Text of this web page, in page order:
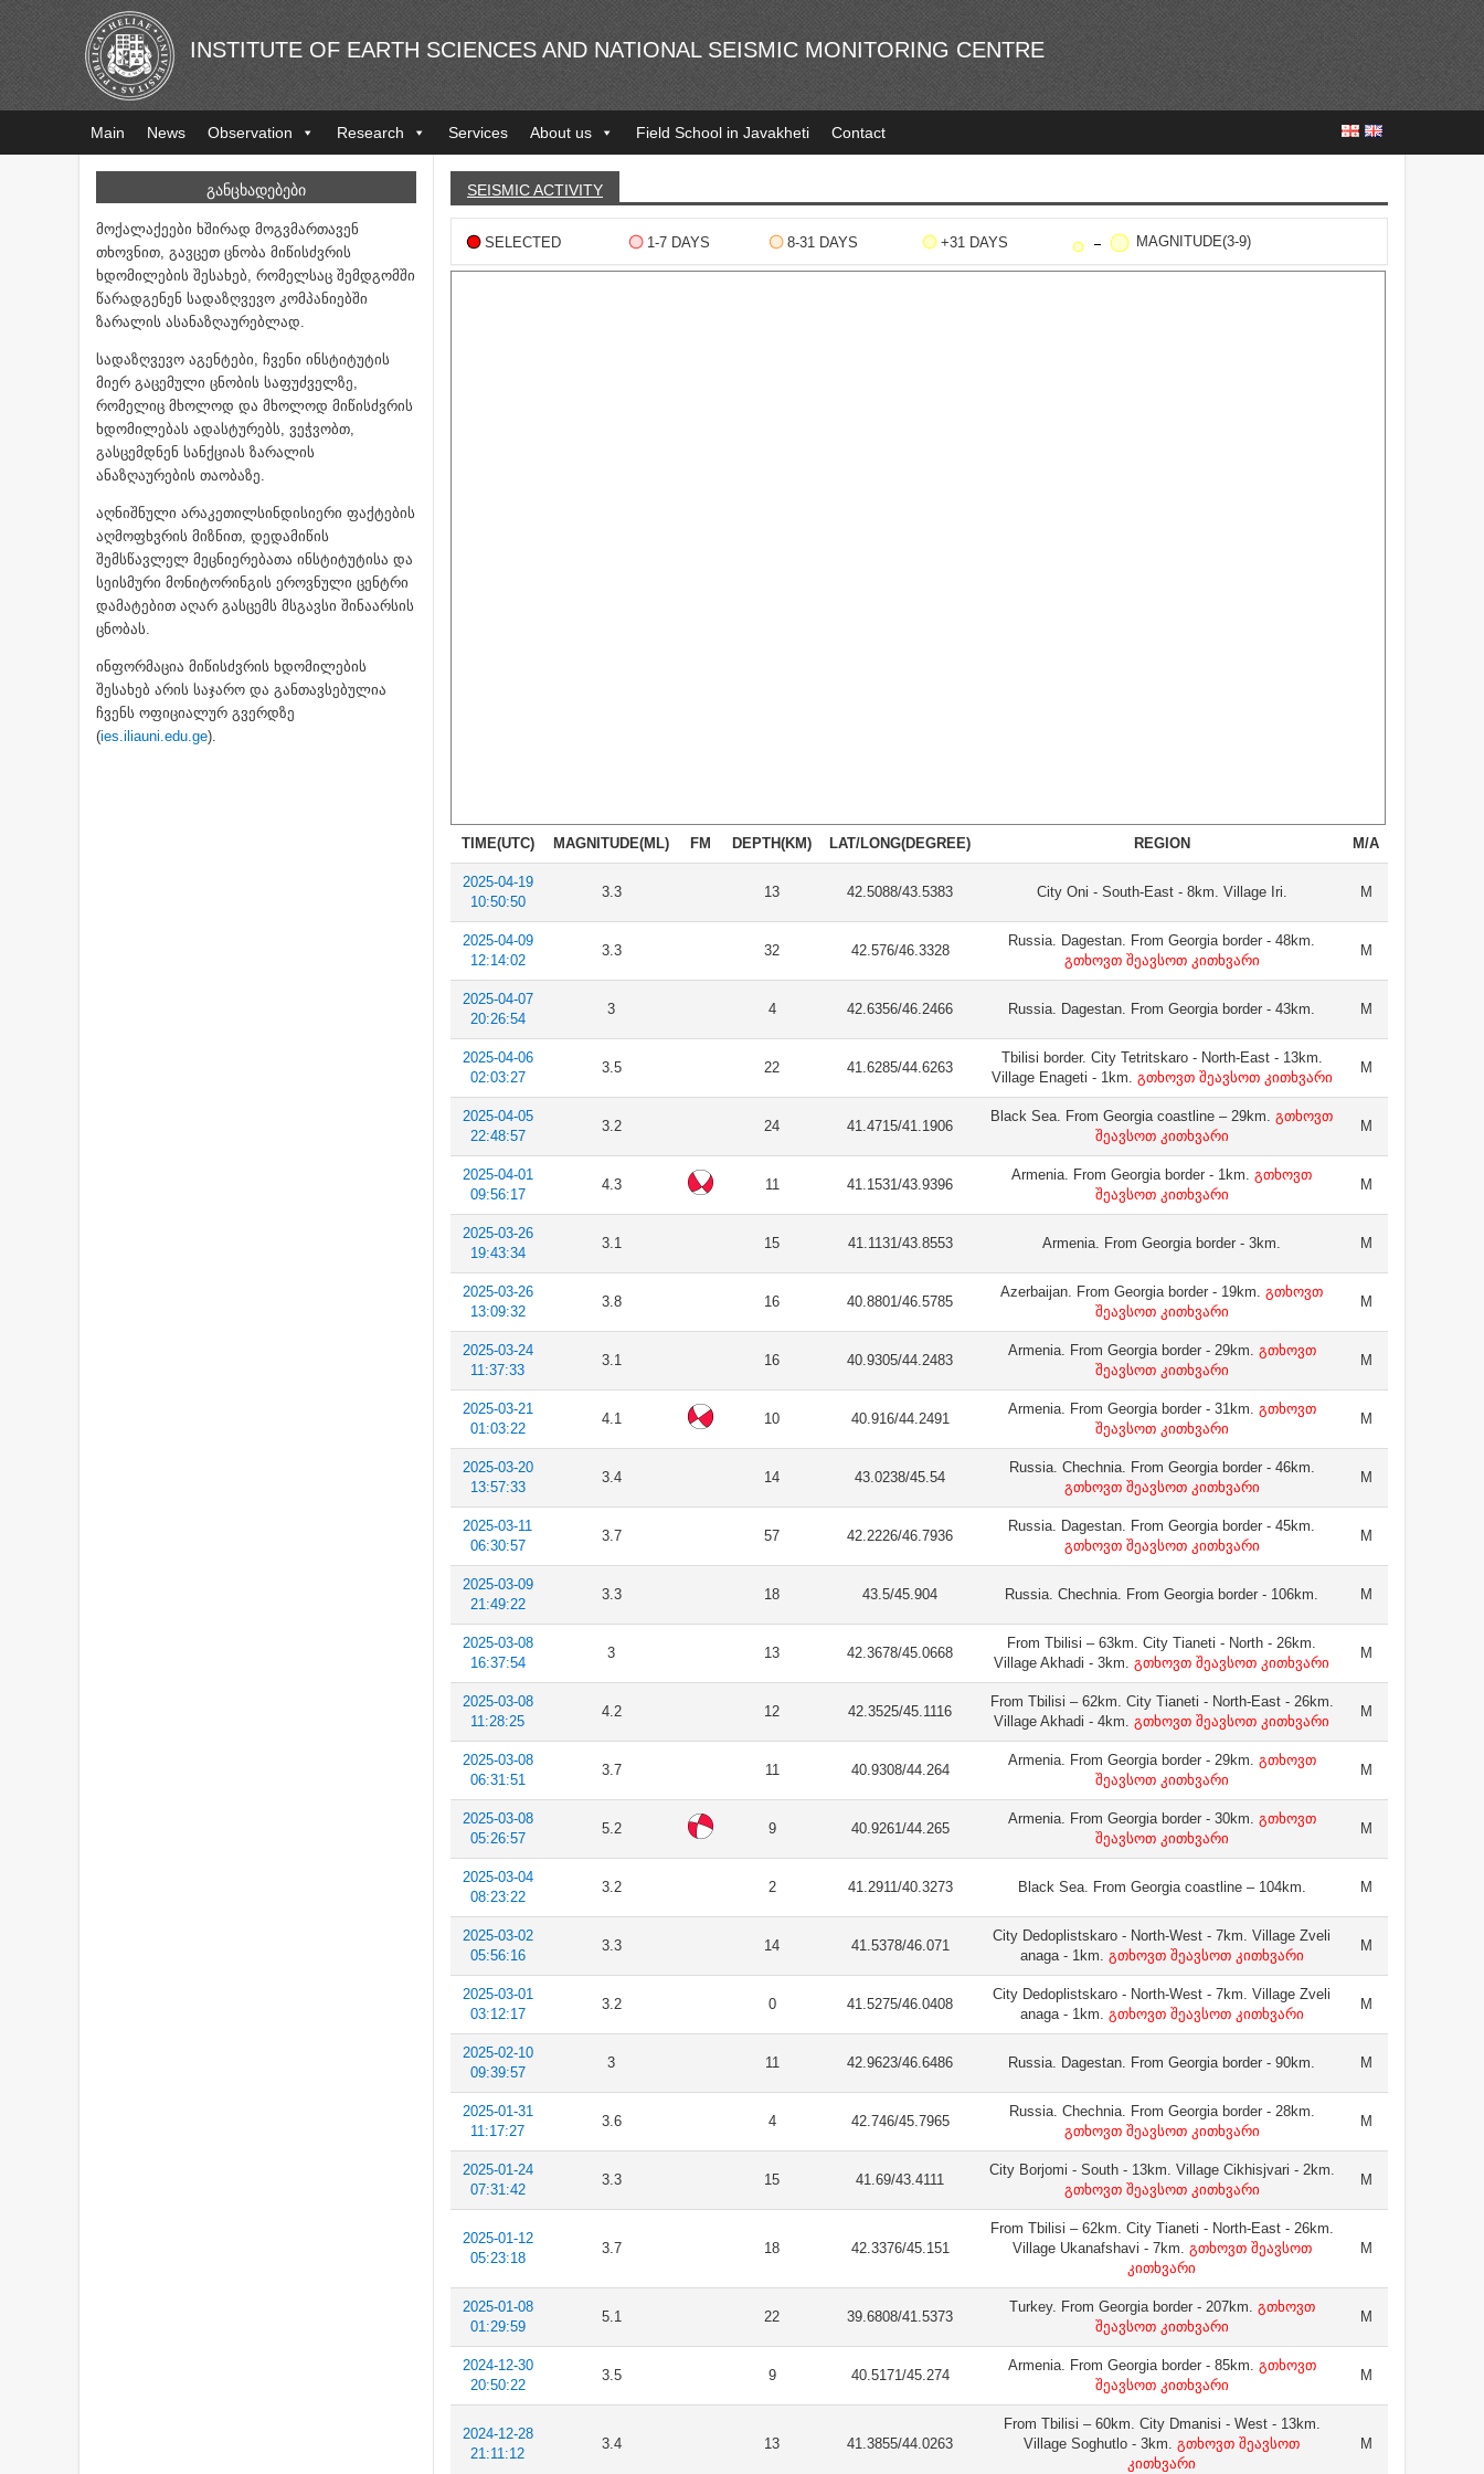
INSTITUTE OF EARTH SCIENCES AND NATIONAL SEISMIC MONITORING CENTRE
Main News Observation Research Services About us Field School in Javakheti Contact
ᲒᲐᲜᲪᲮᲐᲓᲔᲑᲔᲑᲘ
მოქალაქეები ხშირად მოგვმართავენ
თხოვნით, გავცეთ ცნობა მიწისძვრის
ხდომილების შესახებ, რომელსაც შემდგომში
წარადგენენ სადაზღვევო კომპანიებში
ზარალის ასანაზღაურებლად.
სადაზღვევო აგენტები, ჩვენი ინსტიტუტის
მიერ გაცემული ცნობის საფუძველზე,
რომელიც მხოლოდ და მხოლოდ მიწისძვრის
ხდომილებას ადასტურებს, ვეჭვობთ,
გასცემდნენ სანქციას ზარალის
ანაზღაურების თაობაზე.
აღნიშნული არაკეთილსინდისიერი ფაქტების
აღმოფხვრის მიზნით, დედამიწის
შემსწავლელ მეცნიერებათა ინსტიტუტისა და
სეისმური მონიტორინგის ეროვნული ცენტრი
დამატებით აღარ გასცემს მსგავსი შინაარსის
ცნობას.
ინფორმაცია მიწისძვრის ხდომილების
შესახებ არის საჯარო და განთავსებულია
ჩვენს ოფიციალურ გვერდზე
(ies.iliauni.edu.ge).
SEISMIC ACTIVITY
SELECTED 1-7 DAYS 8-31 DAYS +31 DAYS MAGNITUDE(3-9)
TIME(UTC) MAGNITUDE(ML) FM DEPTH(KM) LAT/LONG(DEGREE) REGION M/A
2025-04-19
10:50:50
3.3 13 42.5088/43.5383 City Oni - South-East - 8km. Village Iri. M
2025-04-09
12:14:02
3.3 32 42.576/46.3328
Russia. Dagestan. From Georgia border - 48km.
გთხოვთ შეავსოთ კითხვარი
M
2025-04-07
20:26:54
3 4 42.6356/46.2466 Russia. Dagestan. From Georgia border - 43km. M
2025-04-06
02:03:27
3.5 22 41.6285/44.6263
Tbilisi border. City Tetritskaro - North-East - 13km.
Village Enageti - 1km. გთხოვთ შეავსოთ კითხვარი
M
2025-04-05
22:48:57
3.2 24 41.4715/41.1906
Black Sea. From Georgia coastline – 29km. გთხოვთ
შეავსოთ კითხვარი
M
2025-04-01
09:56:17
4.3 11 41.1531/43.9396
Armenia. From Georgia border - 1km. გთხოვთ
შეავსოთ კითხვარი
M
2025-03-26
19:43:34
3.1 15 41.1131/43.8553 Armenia. From Georgia border - 3km. M
2025-03-26
13:09:32
3.8 16 40.8801/46.5785
Azerbaijan. From Georgia border - 19km. გთხოვთ
შეავსოთ კითხვარი
M
2025-03-24
11:37:33
3.1 16 40.9305/44.2483
Armenia. From Georgia border - 29km. გთხოვთ
შეავსოთ კითხვარი
M
2025-03-21
01:03:22
4.1 10 40.916/44.2491
Armenia. From Georgia border - 31km. გთხოვთ
შეავსოთ კითხვარი
M
2025-03-20
13:57:33
3.4 14 43.0238/45.54
Russia. Chechnia. From Georgia border - 46km.
გთხოვთ შეავსოთ კითხვარი
M
2025-03-11
06:30:57
3.7 57 42.2226/46.7936
Russia. Dagestan. From Georgia border - 45km.
გთხოვთ შეავსოთ კითხვარი
M
2025-03-09
21:49:22
3.3 18 43.5/45.904 Russia. Chechnia. From Georgia border - 106km. M
2025-03-08
16:37:54
3 13 42.3678/45.0668
From Tbilisi – 63km. City Tianeti - North - 26km.
Village Akhadi - 3km. გთხოვთ შეავსოთ კითხვარი
M
2025-03-08
11:28:25
4.2 12 42.3525/45.1116
From Tbilisi – 62km. City Tianeti - North-East - 26km.
Village Akhadi - 4km. გთხოვთ შეავსოთ კითხვარი
M
2025-03-08
06:31:51
3.7 11 40.9308/44.264
Armenia. From Georgia border - 29km. გთხოვთ
შეავსოთ კითხვარი
M
2025-03-08
05:26:57
5.2 9 40.9261/44.265
Armenia. From Georgia border - 30km. გთხოვთ
შეავსოთ კითხვარი
M
2025-03-04
08:23:22
3.2 2 41.2911/40.3273 Black Sea. From Georgia coastline – 104km. M
2025-03-02
05:56:16
3.3 14 41.5378/46.071
City Dedoplistskaro - North-West - 7km. Village Zveli
anaga - 1km. გთხოვთ შეავსოთ კითხვარი
M
2025-03-01
03:12:17
3.2 0 41.5275/46.0408
City Dedoplistskaro - North-West - 7km. Village Zveli
anaga - 1km. გთხოვთ შეავსოთ კითხვარი
M
2025-02-10
09:39:57
3 11 42.9623/46.6486 Russia. Dagestan. From Georgia border - 90km. M
2025-01-31
11:17:27
3.6 4 42.746/45.7965
Russia. Chechnia. From Georgia border - 28km.
გთხოვთ შეავსოთ კითხვარი
M
2025-01-24
07:31:42
3.3 15 41.69/43.4111
City Borjomi - South - 13km. Village Cikhisjvari - 2km.
გთხოვთ შეავსოთ კითხვარი
M
2025-01-12
05:23:18
3.7 18 42.3376/45.151
From Tbilisi – 62km. City Tianeti - North-East - 26km.
Village Ukanafshavi - 7km. გთხოვთ შეავსოთ
კითხვარი
M
2025-01-08
01:29:59
5.1 22 39.6808/41.5373
Turkey. From Georgia border - 207km. გთხოვთ
შეავსოთ კითხვარი
M
2024-12-30
20:50:22
3.5 9 40.5171/45.274
Armenia. From Georgia border - 85km. გთხოვთ
შეავსოთ კითხვარი
M
2024-12-28
21:11:12
3.4 13 41.3855/44.0263
From Tbilisi – 60km. City Dmanisi - West - 13km.
Village Soghutlo - 3km. გთხოვთ შეავსოთ
კითხვარი
M